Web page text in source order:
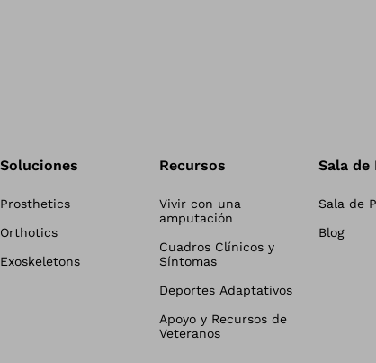
Soluciones
Prosthetics
Orthotics
Exoskeletons
Recursos
Vivir con una
amputación
Cuadros Clínicos y
Síntomas
Deportes Adaptativos
Apoyo y Recursos de
Veteranos
Sala de
Sala de
Blog